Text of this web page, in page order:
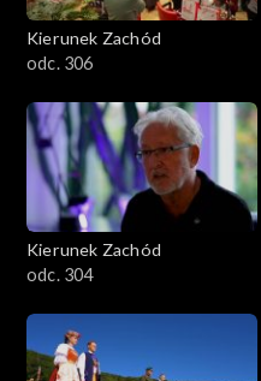
Kierunek Zachód
odc. 306
Kierunek Zachód
odc. 304